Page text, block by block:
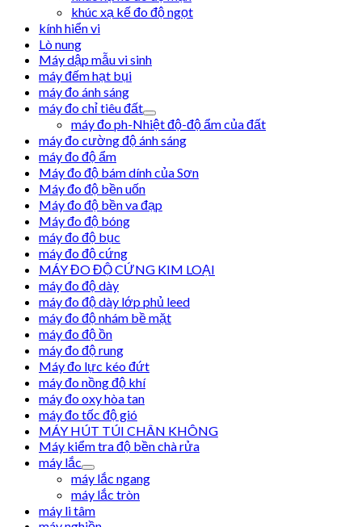
khúc xạ kế đo độ ngọt
kính hiển vi
Lò nung
Máy dập mẫu vi sinh
máy đếm hạt bụi
máy đo ánh sáng
máy đo chỉ tiêu đất
máy đo ph-Nhiệt độ-độ ẩm của đất
máy đo cường độ ánh sáng
máy đo độ ẩm
Máy đo độ bám dính của Sơn
Máy đo độ bền uốn
Máy đo độ bền va đạp
Máy đo độ bóng
máy đo độ bục
máy đo độ cứng
MÁY ĐO ĐỘ CỨNG KIM LOẠI
máy đo độ dày
máy đo độ dày lớp phủ leed
máy đo độ nhám bề mặt
máy đo độ ồn
máy đo độ rung
Máy đo lực kéo đứt
máy đo nồng độ khí
máy đo oxy hòa tan
máy đo tốc độ gió
MÁY HÚT TÚI CHÂN KHÔNG
Máy kiểm tra độ bền chà rửa
máy lắc
máy lắc ngang
máy lắc tròn
máy li tâm